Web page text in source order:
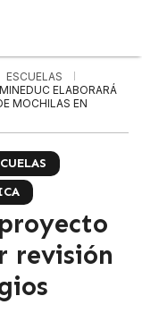
ESCUELAS
MINEDUC ELABORARÁ
MOCHILAS EN
revisión